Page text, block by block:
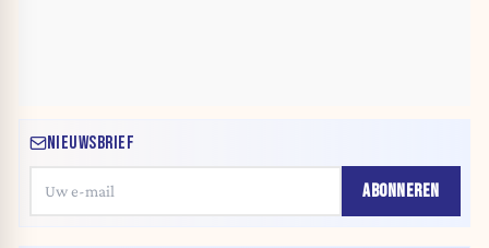
NIEUWSBRIEF
ABONNEREN